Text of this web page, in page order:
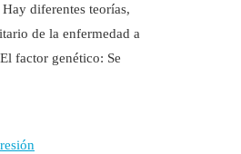
diferentes teorías,
de la enfermedad a
factor genético: Se